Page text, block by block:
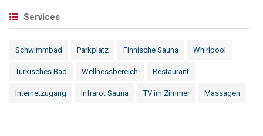
Services
Schwimmbad Parkplatz Finnische Sauna Whirlpool
Türkisches Bad Wellnessbereich Restaurant
Internetzugang Infrarot Sauna TV im Zimmer Massagen